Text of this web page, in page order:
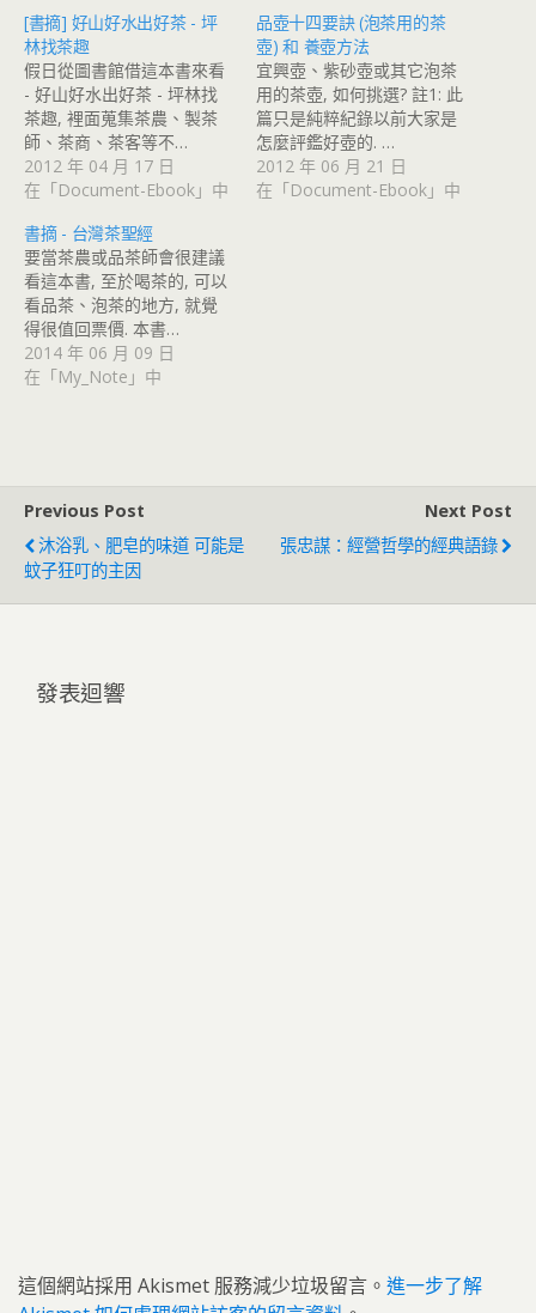
[書摘] 好山好水出好茶 - 坪
林找茶趣
假日從圖書館借這本書來看
- 好山好水出好茶 - 坪林找
茶趣, 裡面蒐集茶農、製茶
師、茶商、茶客等不…
2012 年 04 月 17 日
在「Document-Ebook」中
品壺十四要訣 (泡茶用的茶
壺) 和 養壺方法
宜興壺、紫砂壺或其它泡茶
用的茶壺, 如何挑選? 註1: 此
篇只是純粹紀錄以前大家是
怎麼評鑑好壺的. …
2012 年 06 月 21 日
在「Document-Ebook」中
書摘 - 台灣茶聖經
要當茶農或品茶師會很建議
看這本書, 至於喝茶的, 可以
看品茶、泡茶的地方, 就覺
得很值回票價. 本書…
2014 年 06 月 09 日
在「My_Note」中
Previous Post
沐浴乳、肥皂的味道 可能是
蚊子狂叮的主因
Next Post
張忠謀：經營哲學的經典語錄
發表迴響
這個網站採用 Akismet 服務減少垃圾留言。 進一步了解